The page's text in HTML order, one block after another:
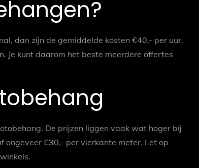
dan zijn de gemiddelde kosten €40,- per uur.
Je kunt daarom het beste meerdere offertes
De prijzen liggen vaak wat hoger bij
ongeveer €30,- per vierkante meter. Let op